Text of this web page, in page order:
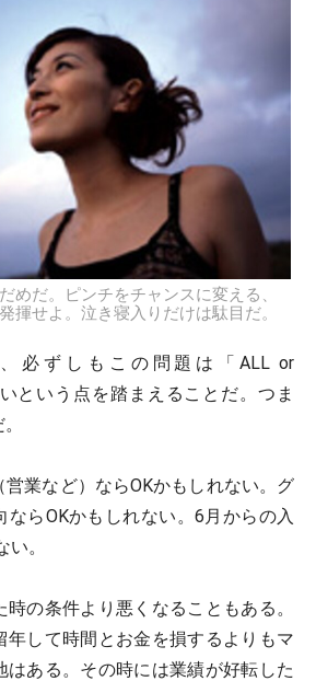
めだ。ピンチをチャンスに変える、
揮せよ。泣き寝入りだけは駄目だ。
必ずしもこの問題は「ALL or
という点を踏まえることだ。つま
業など）ならOKかもしれない。グ
ならOKかもしれない。6月からの入
。
時の条件より悪くなることもある。
年して時間とお金を損するよりもマ
はある。その時には業績が好転した